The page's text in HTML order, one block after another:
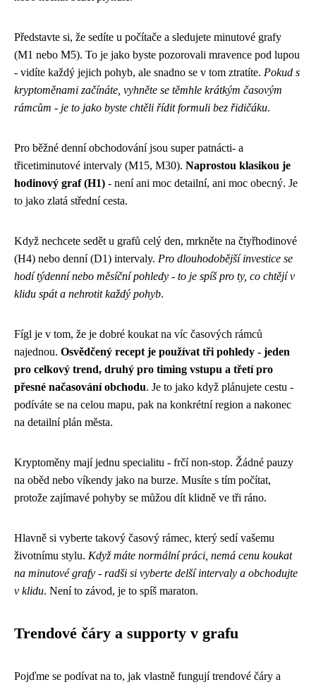
Představte si, že sedíte u počítače a sledujete minutové grafy
(M1 nebo M5). To je jako byste pozorovali mravence pod lupou
- vidíte každý jejich pohyb, ale snadno se v tom ztratíte. Pokud s
kryptoměnami začínáte, vyhněte se těmhle krátkým časovým
rámcům - je to jako byste chtěli řídit formuli bez řidičáku.
Pro běžné denní obchodování jsou super patnácti- a
třicetiminutové intervaly (M15, M30). Naprostou klasikou je
hodinový graf (H1) - není ani moc detailní, ani moc obecný. Je
to jako zlatá střední cesta.
Když nechcete sedět u grafů celý den, mrkněte na čtyřhodinové
(H4) nebo denní (D1) intervaly. Pro dlouhodobější investice se
hodí týdenní nebo měsíční pohledy - to je spíš pro ty, co chtějí v
klidu spát a nehrotit každý pohyb.
Fígl je v tom, že je dobré koukat na víc časových rámců
najednou. Osvědčený recept je používat tři pohledy - jeden
pro celkový trend, druhý pro timing vstupu a třetí pro
přesné načasování obchodu. Je to jako když plánujete cestu -
podíváte se na celou mapu, pak na konkrétní region a nakonec
na detailní plán města.
Kryptoměny mají jednu specialitu - frčí non-stop. Žádné pauzy
na oběd nebo víkendy jako na burze. Musíte s tím počítat,
protože zajímavé pohyby se můžou dít klidně ve tři ráno.
Hlavně si vyberte takový časový rámec, který sedí vašemu
životnímu stylu. Když máte normální práci, nemá cenu koukat
na minutové grafy - radši si vyberte delší intervaly a obchodujte
v klidu. Není to závod, je to spíš maraton.
Trendové čáry a supporty v grafu
Pojďme se podívat na to, jak vlastně fungují trendové čáry a